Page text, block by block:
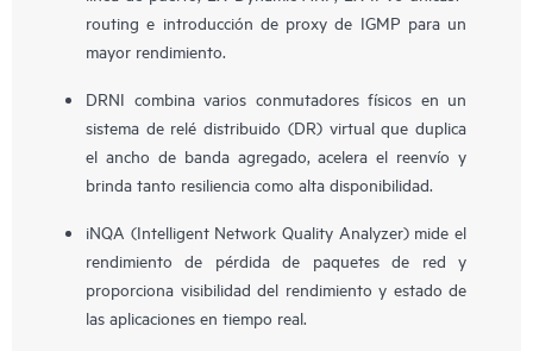
routing e introducción de proxy de IGMP para un
mayor rendimiento.
DRNI combina varios conmutadores físicos en un
sistema de relé distribuido (DR) virtual que duplica
el ancho de banda agregado, acelera el reenvío y
brinda tanto resiliencia como alta disponibilidad.
iNQA (Intelligent Network Quality Analyzer) mide el
rendimiento de pérdida de paquetes de red y
proporciona visibilidad del rendimiento y estado de
las aplicaciones en tiempo real.